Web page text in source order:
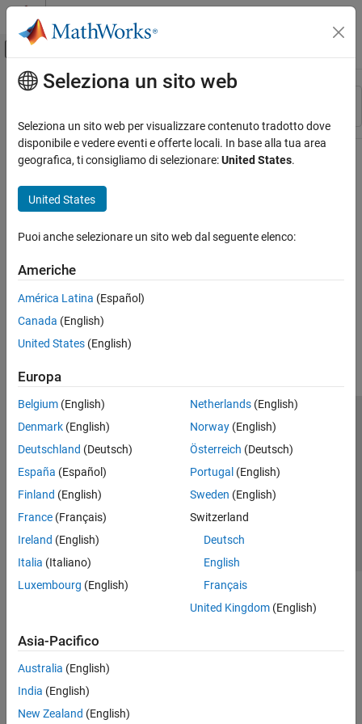
Vai al contenuto
Attiva/disattiva menu di navigazione
Risorsa
Stato
Contenuto principale
Seleziona un sito web
Seleziona un sito web per visualizzare contenuto tradotto dove
disponibile e vedere eventi e offerte locali. In base alla tua area
geografica, ti consigliamo di selezionare:United States.
United States
Puoi anche selezionare un sito web dal seguente elenco:
Americhe
América Latina (Español)
Canada (English)
United States (English)
Europa
Belgium (English)
Denmark (English)
Deutschland (Deutsch)
España (Español)
Finland (English)
France (Français)
Ireland (English)
Italia (Italiano)
Luxembourg (English)
Netherlands(English)
Norway(English)
Österreich (Deutsch)
Portugal (English)
Sweden (English)
Switzerland
Deutsch
English
Français
United Kingdom(English)
Asia-Pacifico
Australia (English)
India (English)
New Zealand (English)
Centro di fiducia
Informativa sulla privacy
Antipirateria
Stato dell'applicazione
Contatti
© 1994-2026 The MathWorks, Inc.